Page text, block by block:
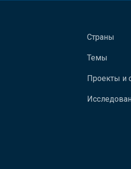
Страны
Темы
Проекты и